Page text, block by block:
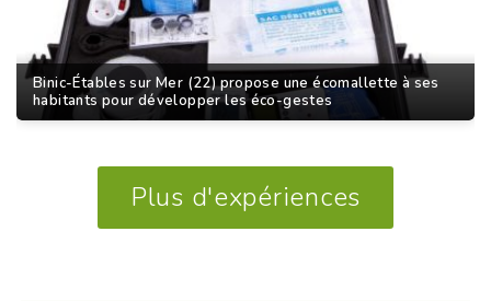
Binic-Étables sur Mer (22) propose une écomallette à ses
habitants pour développer les éco-gestes
Plus d'expériences